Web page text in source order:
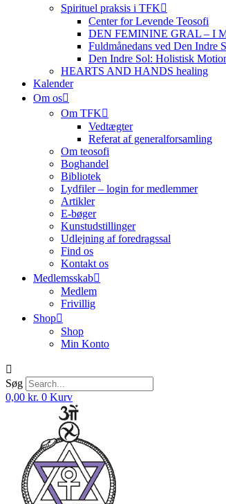
Spirituel praksis i TFK
Center for Levende Teosofi
DEN FEMININE GRAL – I
Fuldmånedans ved Den Indre
Den Indre Sol: Holistisk
HEARTS AND HANDS healing
Kalender
Om os
Om TFK
Vedtægter
Referat af generalforsamling
Om teosofi
Boghandel
Bibliotek
Lydfiler – login for medlemmer
Artikler
E-bøger
Kunstudstillinger
Udlejning af foredragssal
Find os
Kontakt os
Medlemsskab
Medlem
Frivillig
Shop
Shop
Min Konto
Søg
0,00 kr. 0 Kurv